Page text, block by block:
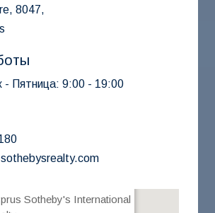
8047,
- Пятница: 9:00 - 19:00
Sotheby's International